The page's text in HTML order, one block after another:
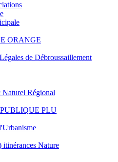
ORANGE
de Débroussaillement
Naturel Régional
PLU
itinérances Nature